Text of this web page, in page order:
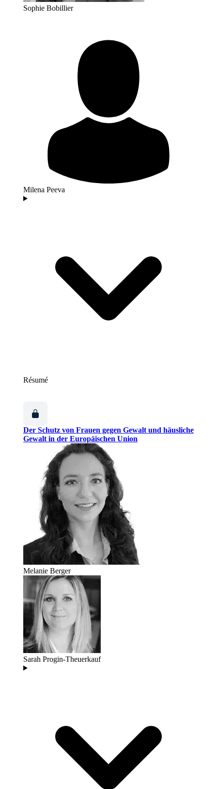
Sophie Bobillier
Milena Peeva
Résumé
Der Schutz von Frauen gegen Gewalt und häusliche
Gewalt in der Europäischen Union
Melanie Berger
Sarah Progin-Theuerkauf